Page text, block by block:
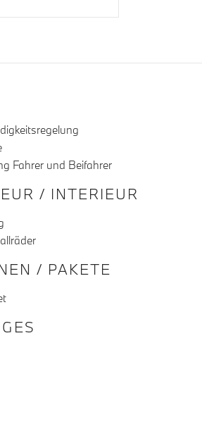
Fahrer und Beifahrer
/ INTERIEUR
/ PAKETE